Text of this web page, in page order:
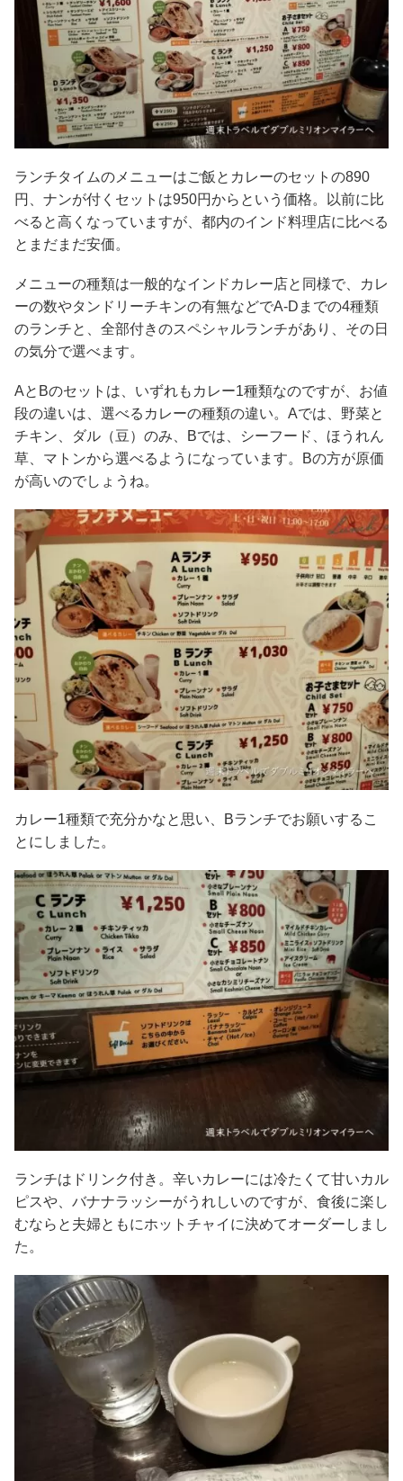
ランチタイムのメニューはご飯とカレーのセットの890
円、ナンが付くセットは950円からという価格。以前に比
べると高くなっていますが、都内のインド料理店に比べる
とまだまだ安価。
メニューの種類は一般的なインドカレー店と同様で、カレ
ーの数やタンドリーチキンの有無などでA-Dまでの4種類
のランチと、全部付きのスペシャルランチがあり、その日
の気分で選べます。
AとBのセットは、いずれもカレー1種類なのですが、お値
段の違いは、選べるカレーの種類の違い。Aでは、野菜と
チキン、ダル（豆）のみ、Bでは、シーフード、ほうれん
草、マトンから選べるようになっています。Bの方が原価
が高いのでしょうね。
カレー1種類で充分かなと思い、Bランチでお願いするこ
とにしました。
ランチはドリンク付き。辛いカレーには冷たくて甘いカル
ピスや、バナナラッシーがうれしいのですが、食後に楽し
むならと夫婦ともにホットチャイに決めてオーダーしまし
た。